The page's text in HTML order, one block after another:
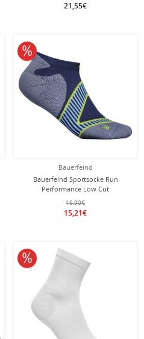
21,55€
Bauerfeind
Bauerfeind Sportsocke Run
Performance Low Cut
(Kompressionssocke) blau Herren - 1
Paar
16,90€
15,21€
10% reduziert
10% reduziert